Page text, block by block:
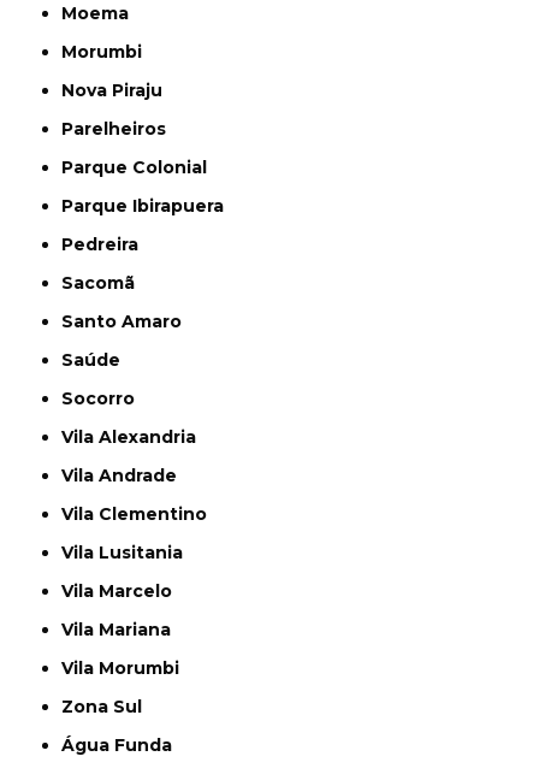
Moema
Morumbi
Nova Piraju
Parelheiros
Parque Colonial
Parque Ibirapuera
Pedreira
Sacomã
Santo Amaro
Saúde
Socorro
Vila Alexandria
Vila Andrade
Vila Clementino
Vila Lusitania
Vila Marcelo
Vila Mariana
Vila Morumbi
Zona Sul
Água Funda